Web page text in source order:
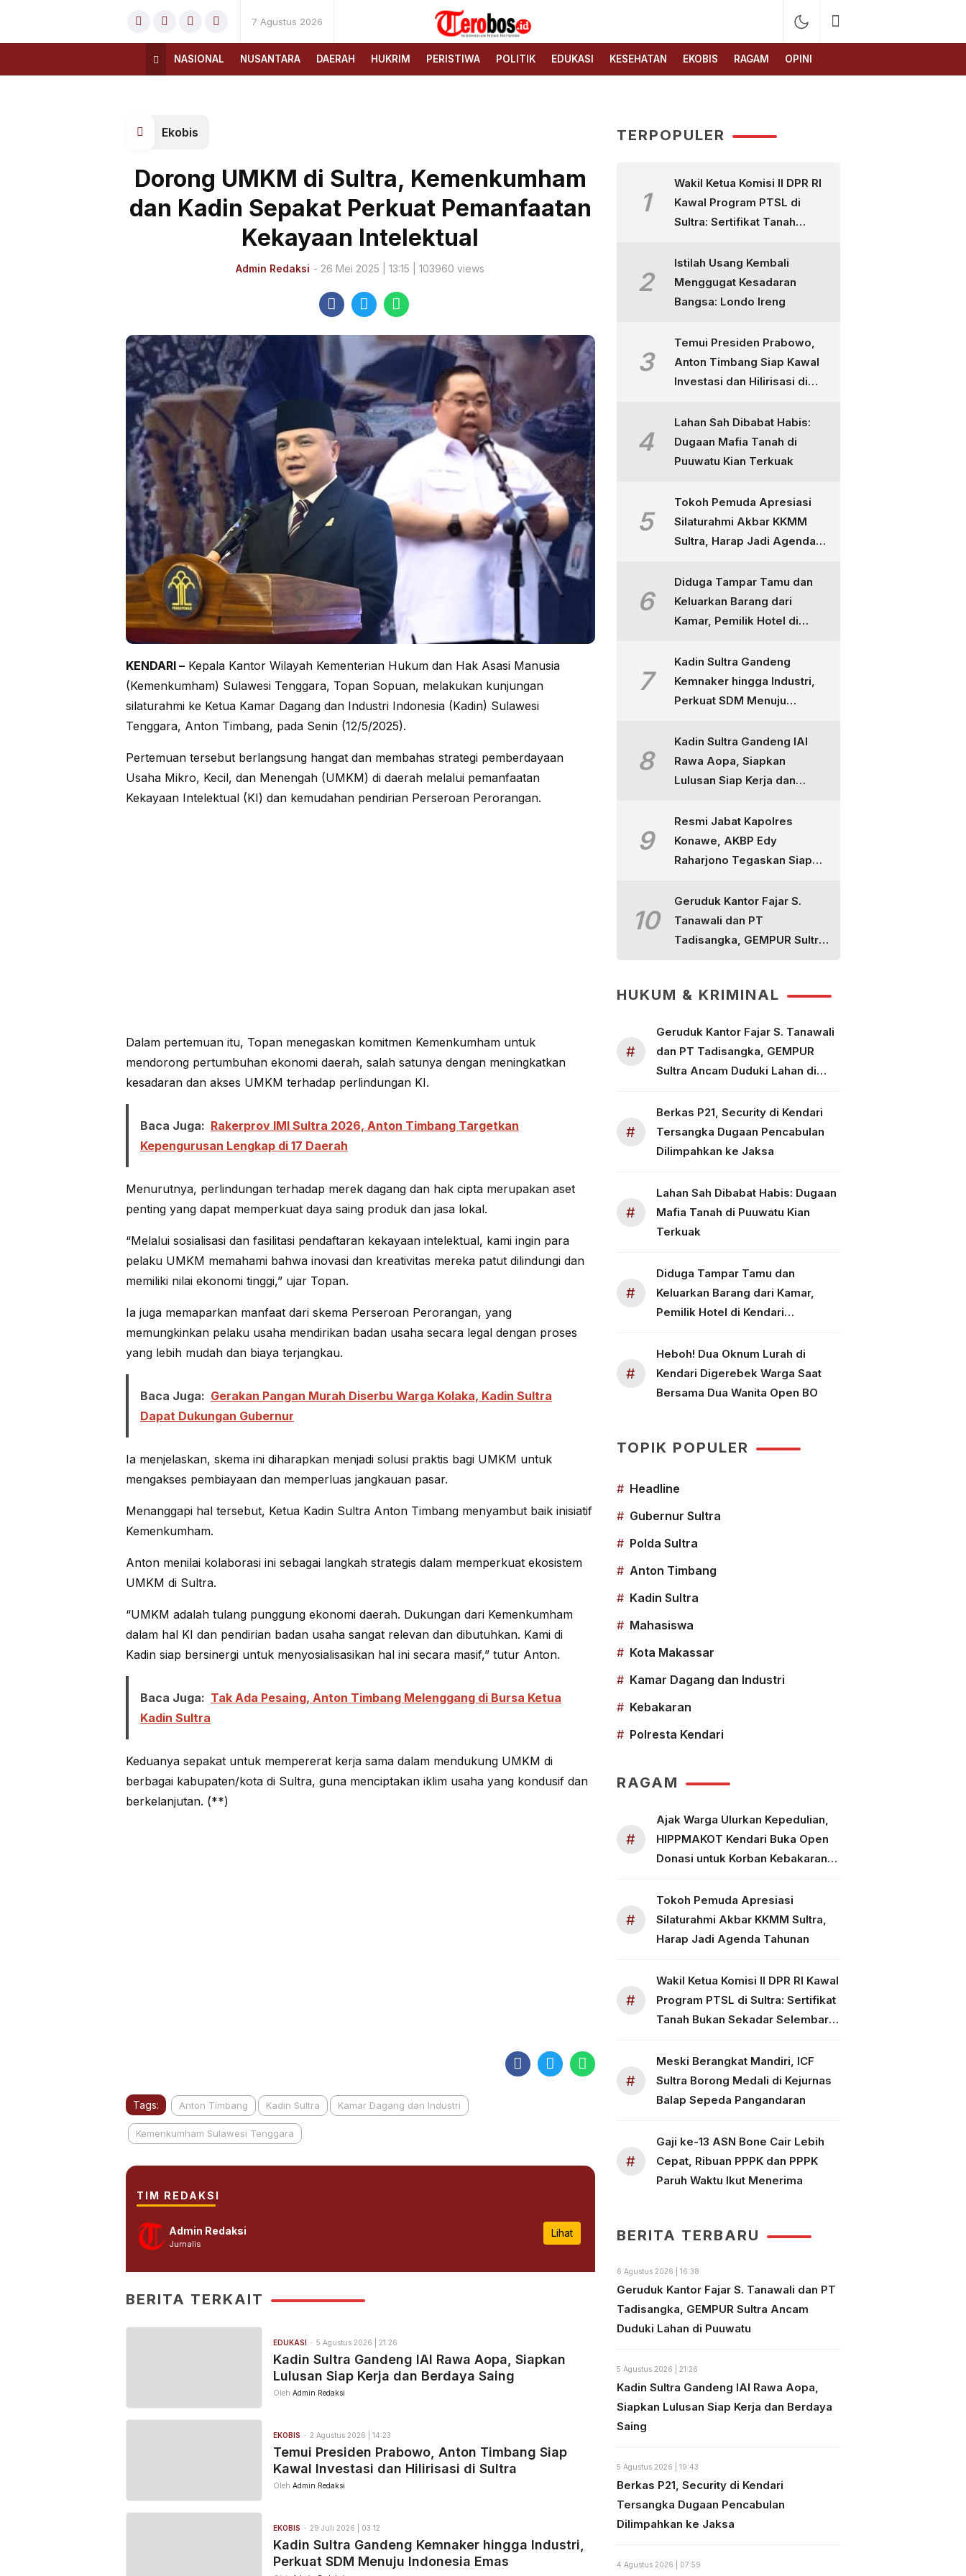
7 Agustus 2026
Terobos.id – Kabar terkini
dari Indonesia
Media siber yang
menyajikan berita terbaru
dan kabar terkini dari
NASIONAL NUSANTARA DAERAH HUKRIM PERISTIWA POLITIK EDUKASI KESEHATAN EKOBIS RAGAM OPINI
Ekobis
Dorong UMKM di Sultra, Kemenkumham
dan Kadin Sepakat Perkuat Pemanfaatan
Kekayaan Intelektual
Admin Redaksi - 26 Mei 2025 | 13:15 | 103960 views
KENDARI – Kepala Kantor Wilayah Kementerian Hukum dan Hak Asasi Manusia
(Kemenkumham) Sulawesi Tenggara, Topan Sopuan, melakukan kunjungan
silaturahmi ke Ketua Kamar Dagang dan Industri Indonesia (Kadin) Sulawesi
Tenggara, Anton Timbang, pada Senin (12/5/2025).
Pertemuan tersebut berlangsung hangat dan membahas strategi pemberdayaan
Usaha Mikro, Kecil, dan Menengah (UMKM) di daerah melalui pemanfaatan
Kekayaan Intelektual (KI) dan kemudahan pendirian Perseroan Perorangan.
Dalam pertemuan itu, Topan menegaskan komitmen Kemenkumham untuk
mendorong pertumbuhan ekonomi daerah, salah satunya dengan meningkatkan
kesadaran dan akses UMKM terhadap perlindungan KI.
Baca Juga: Rakerprov IMI Sultra 2026, Anton Timbang Targetkan
Kepengurusan Lengkap di 17 Daerah
Menurutnya, perlindungan terhadap merek dagang dan hak cipta merupakan aset
penting yang dapat memperkuat daya saing produk dan jasa lokal.
“Melalui sosialisasi dan fasilitasi pendaftaran kekayaan intelektual, kami ingin para
pelaku UMKM memahami bahwa inovasi dan kreativitas mereka patut dilindungi dan
memiliki nilai ekonomi tinggi,” ujar Topan.
Ia juga memaparkan manfaat dari skema Perseroan Perorangan, yang
memungkinkan pelaku usaha mendirikan badan usaha secara legal dengan proses
yang lebih mudah dan biaya terjangkau.
Baca Juga: Gerakan Pangan Murah Diserbu Warga Kolaka, Kadin Sultra
Dapat Dukungan Gubernur
Ia menjelaskan, skema ini diharapkan menjadi solusi praktis bagi UMKM untuk
mengakses pembiayaan dan memperluas jangkauan pasar.
Menanggapi hal tersebut, Ketua Kadin Sultra Anton Timbang menyambut baik inisiatif
Kemenkumham.
Anton menilai kolaborasi ini sebagai langkah strategis dalam memperkuat ekosistem
UMKM di Sultra.
“UMKM adalah tulang punggung ekonomi daerah. Dukungan dari Kemenkumham
dalam hal KI dan pendirian badan usaha sangat relevan dan dibutuhkan. Kami di
Kadin siap bersinergi untuk menyosialisasikan hal ini secara masif,” tutur Anton.
Baca Juga: Tak Ada Pesaing, Anton Timbang Melenggang di Bursa Ketua
Kadin Sultra
Keduanya sepakat untuk mempererat kerja sama dalam mendukung UMKM di
berbagai kabupaten/kota di Sultra, guna menciptakan iklim usaha yang kondusif dan
berkelanjutan. (**)
Tags: Anton Timbang Kadin Sultra Kamar Dagang dan Industri
Kemenkumham Sulawesi Tenggara
TIM REDAKSI
Admin Redaksi
Jurnalis
Lihat
BERITA TERKAIT
EDUKASI 5 Agustus 2026 | 21:26
Kadin Sultra Gandeng IAI Rawa Aopa, Siapkan
Lulusan Siap Kerja dan Berdaya Saing
Oleh Admin Redaksi
EKOBIS 2 Agustus 2026 | 14:23
Temui Presiden Prabowo, Anton Timbang Siap
Kawal Investasi dan Hilirisasi di Sultra
Oleh Admin Redaksi
EKOBIS 29 Juli 2026 | 03:12
Kadin Sultra Gandeng Kemnaker hingga Industri,
Perkuat SDM Menuju Indonesia Emas
TERPOPULER
1
Wakil Ketua Komisi II DPR RI
Kawal Program PTSL di
Sultra: Sertifikat Tanah
Kertas
2
Istilah Usang Kembali
Menggugat Kesadaran
Bangsa: Londo Ireng
3
Temui Presiden Prabowo,
Anton Timbang Siap Kawal
Investasi dan Hilirisasi di
4
Lahan Sah Dibabat Habis:
Dugaan Mafia Tanah di
Puuwatu Kian Terkuak
5
Tokoh Pemuda Apresiasi
Silaturahmi Akbar KKMM
Sultra, Harap Jadi Agenda
6
Diduga Tampar Tamu dan
Keluarkan Barang dari
Kamar, Pemilik Hotel di
7
Kadin Sultra Gandeng
Kemnaker hingga Industri,
Perkuat SDM Menuju
8
Kadin Sultra Gandeng IAI
Rawa Aopa, Siapkan
Lulusan Siap Kerja dan
9
Resmi Jabat Kapolres
Konawe, AKBP Edy
Raharjono Tegaskan Siap
Tuntaskan Perkara
10
Geruduk Kantor Fajar S.
Tanawali dan PT
Tadisangka, GEMPUR Sultra
HUKUM & KRIMINAL
#
Geruduk Kantor Fajar S. Tanawali
dan PT Tadisangka, GEMPUR
Sultra Ancam Duduki Lahan di
#
Berkas P21, Security di Kendari
Tersangka Dugaan Pencabulan
Dilimpahkan ke Jaksa
#
Lahan Sah Dibabat Habis: Dugaan
Mafia Tanah di Puuwatu Kian
Terkuak
#
Diduga Tampar Tamu dan
Keluarkan Barang dari Kamar,
Pemilik Hotel di Kendari
#
Heboh! Dua Oknum Lurah di
Kendari Digerebek Warga Saat
Bersama Dua Wanita Open BO
TOPIK POPULER
# Headline
# Gubernur Sultra
# Polda Sultra
# Anton Timbang
# Kadin Sultra
# Mahasiswa
# Kota Makassar
# Kamar Dagang dan Industri
# Kebakaran
# Polresta Kendari
RAGAM
#
Ajak Warga Ulurkan Kepedulian,
HIPPMAKOT Kendari Buka Open
Donasi untuk Korban Kebakaran
#
Tokoh Pemuda Apresiasi
Silaturahmi Akbar KKMM Sultra,
Harap Jadi Agenda Tahunan
#
Wakil Ketua Komisi II DPR RI Kawal
Program PTSL di Sultra: Sertifikat
Tanah Bukan Sekadar Selembar
#
Meski Berangkat Mandiri, ICF
Sultra Borong Medali di Kejurnas
Balap Sepeda Pangandaran
#
Gaji ke-13 ASN Bone Cair Lebih
Cepat, Ribuan PPPK dan PPPK
Paruh Waktu Ikut Menerima
BERITA TERBARU
6 Agustus 2026 | 16:38
Geruduk Kantor Fajar S. Tanawali dan PT
Tadisangka, GEMPUR Sultra Ancam
Duduki Lahan di Puuwatu
5 Agustus 2026 | 21:26
Kadin Sultra Gandeng IAI Rawa Aopa,
Siapkan Lulusan Siap Kerja dan Berdaya
Saing
5 Agustus 2026 | 19:43
Berkas P21, Security di Kendari
Tersangka Dugaan Pencabulan
Dilimpahkan ke Jaksa
4 Agustus 2026 | 07:59